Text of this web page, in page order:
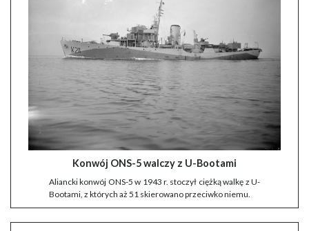
Konwój ONS-5 walczy z U-Bootami
Aliancki konwój ONS-5 w 1943 r. stoczył ciężką walkę z U-
Bootami, z których aż 51 skierowano przeciwko niemu.